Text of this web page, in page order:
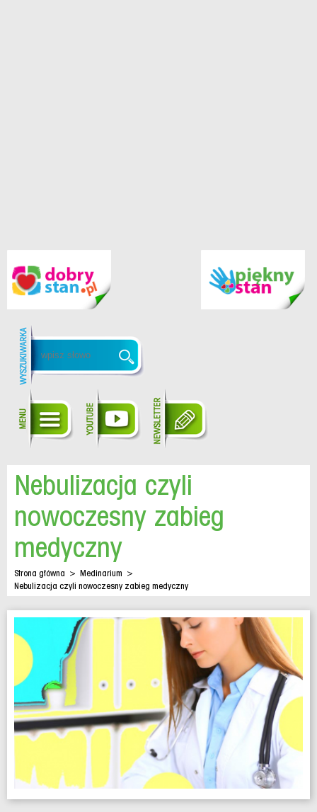
Nebulizacja czyli
nowoczesny zabieg
medyczny
Strona główna > Medinarium >
Nebulizacja czyli nowoczesny zabieg medyczny